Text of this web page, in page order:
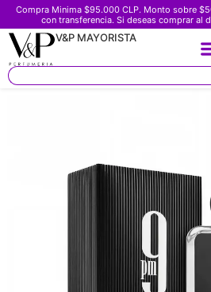
Compra Minima $95.000 CLP. Monto sobre
con transferencia. Si deseas comprar al
V&P MAYORISTA